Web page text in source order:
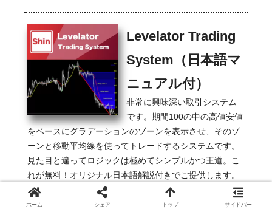
Levelator Trading
System（日本語マ
ニュアル付）
非常に興味深い取引システム
です。期間100の中の高値安値
をベースにグラデーションのゾーンを表示させ、そのゾ
ーンと移動平均線を使ってトレードするシステムです。
見た目と違ってロジックは極めてシンプルかつ王道。こ
れが無料！オリジナル日本語解説付きでご提供します。
≫ 特典の詳細はこちら
ホーム シェア トップ サイドバー